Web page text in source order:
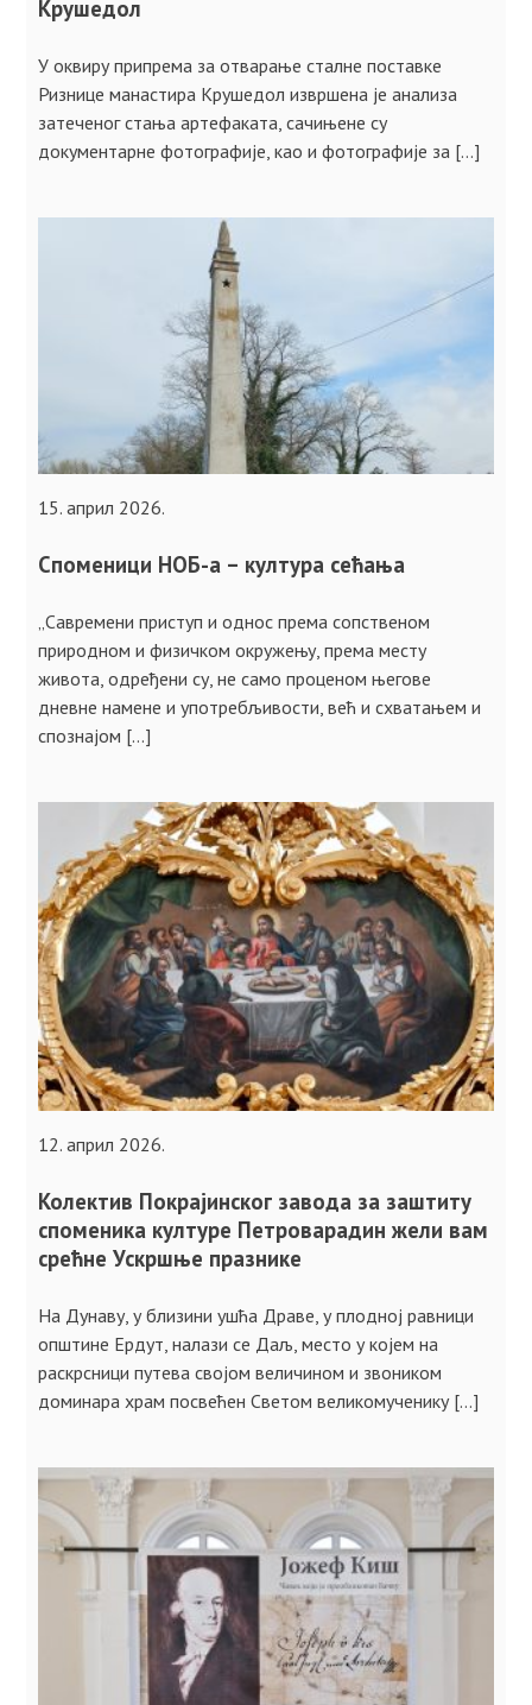
Крушедол
У оквиру припрема за отварање сталне поставке
Ризнице манастира Крушедол извршена је анализа
затеченог стања артефаката, сачињене су
документарне фотографије, као и фотографије за […]
15. април 2026.
Споменици НОБ-а – култура сећања
„Савремени приступ и однос према сопственом
природном и физичком окружењу, према месту
живота, одређени су, не само проценом његове
дневне намене и употребљивости, већ и схватањем и
спознајом […]
12. април 2026.
Колектив Покрајинског завода за заштиту
споменика културе Петроварадин жели вам
срећне Ускршње празнике
На Дунаву, у близини ушћа Драве, у плодној равници
општине Ердут, налази се Даљ, место у којем на
раскрсници путева својом величином и звоником
доминара храм посвећен Светом великомученику […]